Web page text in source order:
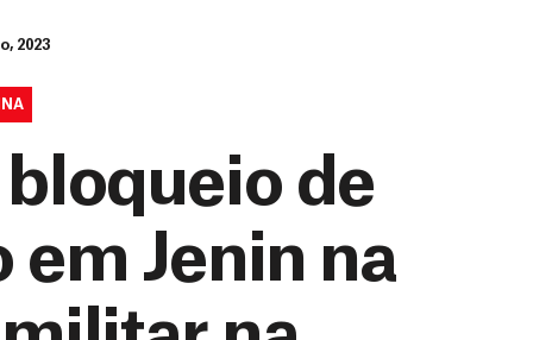
2023
bloqueio de
em Jenin na